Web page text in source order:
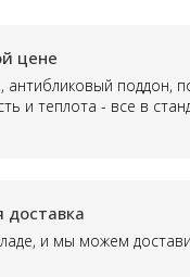
цене
поддон,
и теплота - все в
доставка
и мы можем